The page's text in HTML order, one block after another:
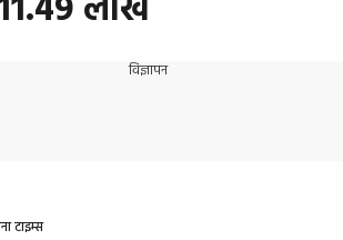
विज्ञापन
टाइम्स